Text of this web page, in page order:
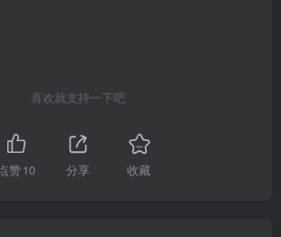
喜欢就支持一下吧
点赞10 分享 收藏